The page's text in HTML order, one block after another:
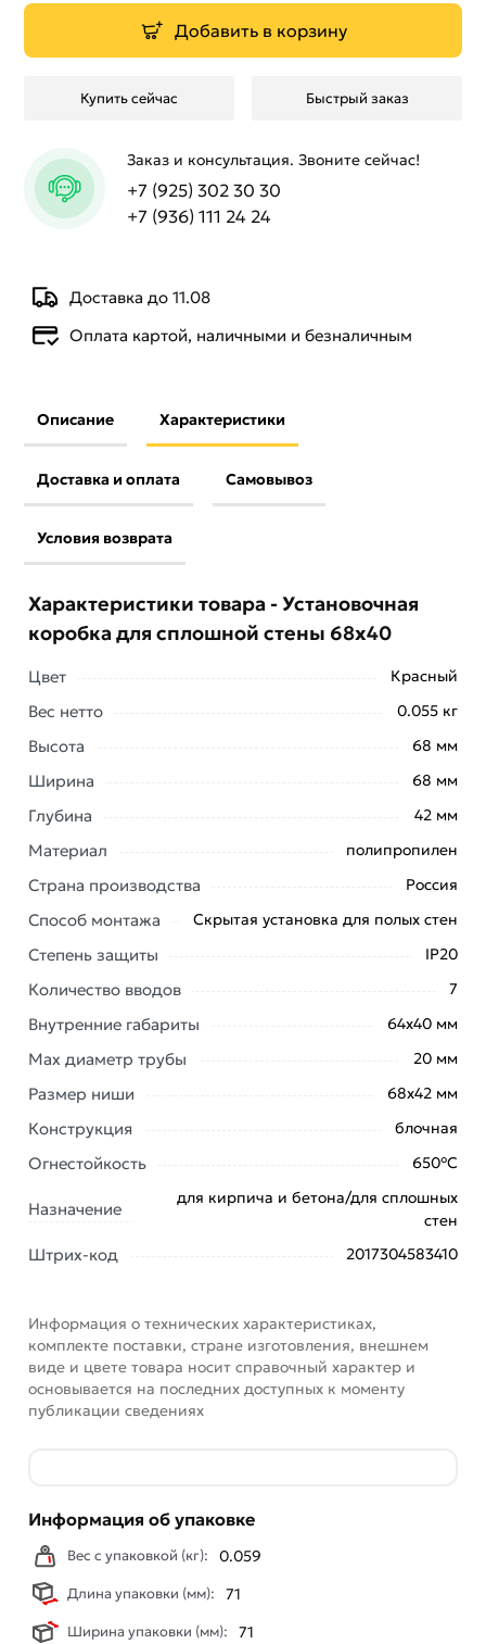
Доставка до 11.08
Оплата картой, наличными и безналичным
Добавить в корзину
Купить сейчас Быстрый заказ
Заказ и консультация. Звоните сейчас!
+7 (925) 302 30 30
+7 (936) 111 24 24
Описание Характеристики
Доставка и оплата Самовывоз
Условия возврата
КУ1101-И предназначена для установки в сплошные
кирпичные, бетонные, гипсокартонные и другие
полые стены.
Коробки позволяют осуществлять монтаж
других электроустановочных изделий на винтах или
металлических захватах.
Материал коробок является безгалогенным («HF» —
halogen-free), не содержит вредных для здоровья
веществ.
Условия доставки и цены на товар Установочная
коробка для сплошной стены 68х40 из категории
Подрозетники
действительны в Москве и области.
Наши профессиональные менеджеры обработают
онлайн заказа рекомендуем ознакомиться с
описанием, характеристиками и отзывами.
Данний товар от производителясертифицирован,
соответствует всем стандартам качества. Возврат
Характеристики товара - Установочная
коробка для сплошной стены 68х40
Цвет Красный
Вес нетто 0.055 кг
Высота 68 мм
Ширина 68 мм
Глубина 42 мм
Материал полипропилен
Страна производства Россия
Способ монтажа Скрытая установка для полых стен
Степень защиты IP20
Количество вводов 7
Внутренние габариты 64х40 мм
Max диаметр трубы 20 мм
Размер ниши 68х42 мм
Конструкция блочная
Огнестойкость 650°С
Назначение
для кирпича и бетона/для сплошных
стен
Штрих-код 2017304583410
Информация о технических характеристиках,
комплекте поставки, стране изготовления, внешнем
виде и цвете товара носит справочный характер и
основывается на последних доступных к моменту
публикации сведениях
Информация об упаковке
Вес с упаковкой (кг): 0.059
Длина упаковки (мм): 71
Ширина упаковки (мм): 71